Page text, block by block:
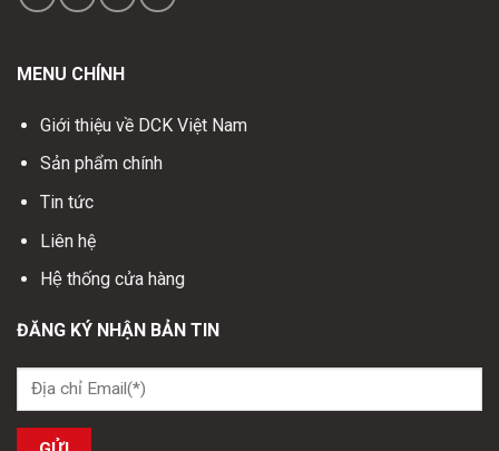
MENU CHÍNH
Giới thiệu về DCK Việt Nam
Sản phẩm chính
Tin tức
Liên hệ
Hệ thống cửa hàng
ĐĂNG KÝ NHẬN BẢN TIN